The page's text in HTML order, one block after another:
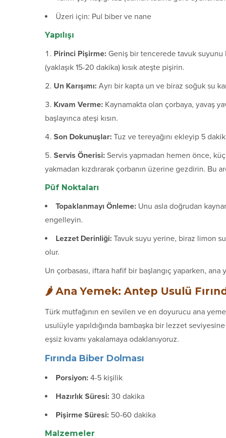
Üzeri için: Pul biber ve nane
Yapılışı
Pirinci Pişirme: Geniş bir tencerede tavuk
(yaklaşık 15-20 dakika) kısık ateşte pişirin.
Un Karışımı: Ayrı bir kapta un ve biraz soğuk su
Kıvam Verme: Kaynamakta olan çorbaya, yavaş
başlayınca ateşi kısın.
Son Dokunuşlar: Tuz ve tereyağını ekleyip 5
Servis Önerisi: Servis yapmadan hemen önce,
yakmadan kızdırarak çorbanın üzerine gezdirin. Bu
Püf Noktaları
Topaklanmayı Önleme: Unu asla doğrudan
engelleyin.
Lezzet Derinliği: Tavuk suyu yerine, biraz limon
olur.
Un çorbasası, iftara hafif bir başlangıç yaparken,
🌶️ Ana Yemek: Antep Usulü
Türk mutfağının en sevilen ve en doyurucu ana
usulüyle yapıldığında bambaşka bir lezzet
eşsiz kıvamı yakalamaya odaklanıyoruz.
Fırında Biber Dolması
Porsiyon: 4-5 kişilik
Hazırlık Süresi: 30 dakika
Pişirme Süresi: 50-60 dakika
Malzemeler